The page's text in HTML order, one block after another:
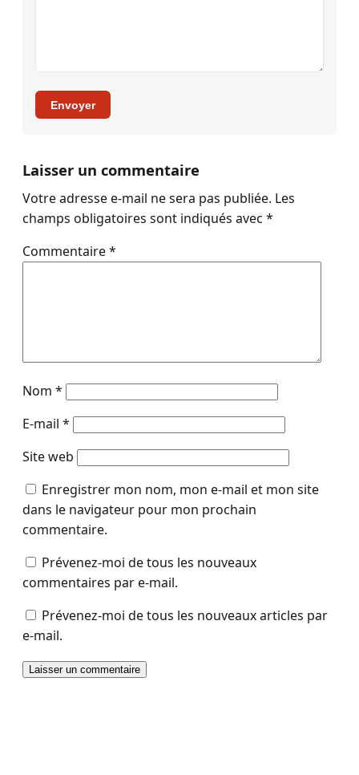
Envoyer
Laisser un commentaire
Votre adresse e-mail ne sera pas publiée. Les
champs obligatoires sont indiqués avec *
Commentaire*
Nom *
E-mail *
Site web
Enregistrer mon nom, mon e-mail et mon site
dans le navigateur pour mon prochain
commentaire.
Prévenez-moi de tous les nouveaux
commentaires par e-mail.
Prévenez-moi de tous les nouveaux articles par
e-mail.